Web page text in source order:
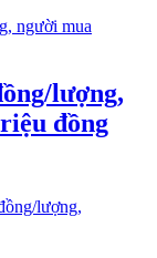
lượng,
đồng